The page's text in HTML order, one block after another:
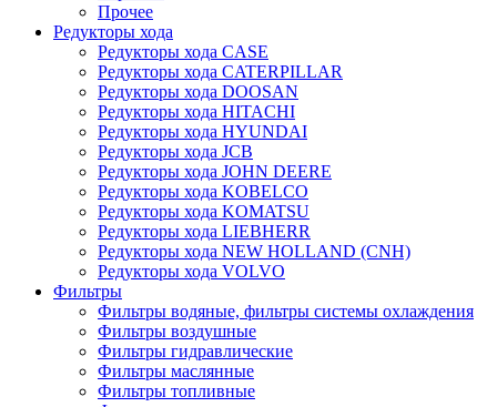
Прочее
Редукторы хода
Редукторы хода CASE
Редукторы хода CATERPILLAR
Редукторы хода DOOSAN
Редукторы хода HITACHI
Редукторы хода HYUNDAI
Редукторы хода JCB
Редукторы хода JOHN DEERE
Редукторы хода KOBELCO
Редукторы хода KOMATSU
Редукторы хода LIEBHERR
Редукторы хода NEW HOLLAND (CNH)
Редукторы хода VOLVO
Фильтры
Фильтры водяные, фильтры системы охлаждения
Фильтры воздушные
Фильтры гидравлические
Фильтры маслянные
Фильтры топливные